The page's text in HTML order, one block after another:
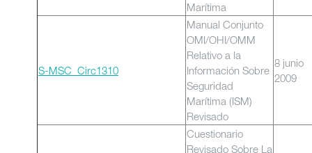
Marítima
S-MSC_Circ1310
Manual Conjunto
OMI/OHI/OMM
Relativo a la
Información Sobre
Seguridad
Marítima (ISM)
Revisado
8 junio
2009
Cuestionario
Revisado Sobre La